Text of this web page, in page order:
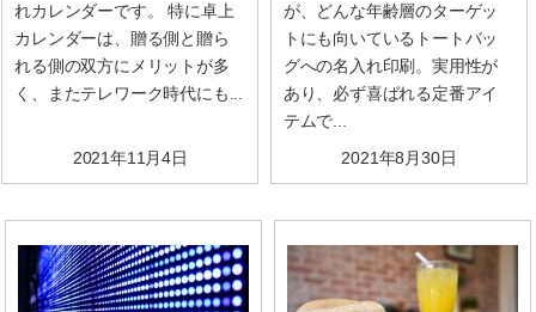
れカレンダーです。 特に卓上
カレンダーは、贈る側と贈ら
れる側の双方にメリットが多
く、またテレワーク時代にも...
2021年11月4日
が、どんな年齢層のターゲッ
トにも向いているトートバッ
グへの名入れ印刷。実用性が
あり、必ず喜ばれる定番アイ
テムで...
2021年8月30日